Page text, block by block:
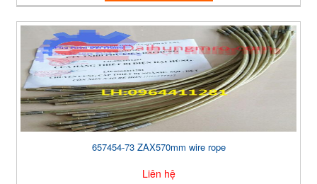
657454-73 ZAX570mm wire rope
Liên hệ